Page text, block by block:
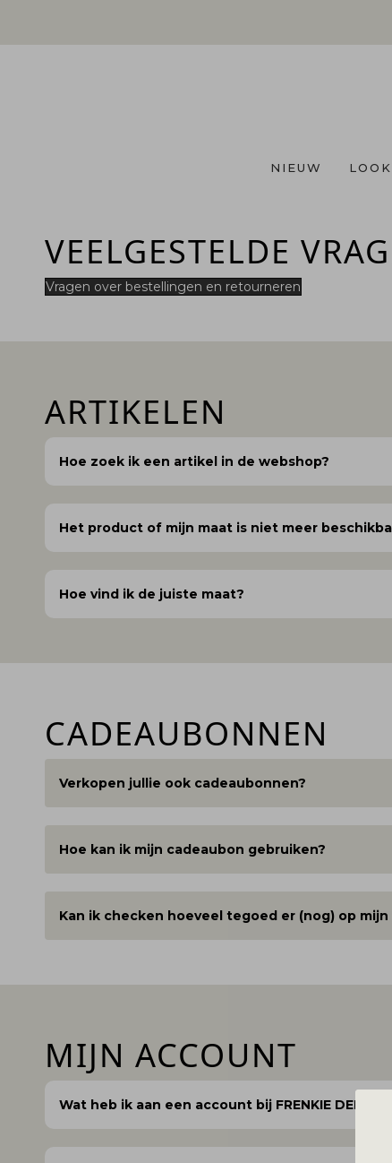
NIEUW
VEELGESTELDE
Vragen over bestellingen en retourneren
ARTIKELEN
Hoe zoek ik een artikel in de webshop?
Het product of mijn maat is niet meer
Hoe vind ik de juiste maat?
CADEAUBONNEN
Verkopen jullie ook cadeaubonnen?
Hoe kan ik mijn cadeaubon gebruiken?
Kan ik checken hoeveel tegoed er (nog) op
MIJN ACCOUNT
Wat heb ik aan een account bij FRENKIE DELFT?